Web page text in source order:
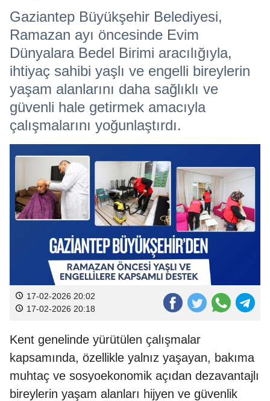
Gaziantep Büyükşehir Belediyesi,
Ramazan ayı öncesinde Evim
Dünyalara Bedel Birimi aracılığıyla,
ihtiyaç sahibi yaşlı ve engelli bireylerin
yaşam alanlarını daha sağlıklı ve
güvenli hale getirmek amacıyla
çalışmalarını yoğunlaştırdı.
17-02-2026 20:02
17-02-2026 20:18
Kent genelinde yürütülen çalışmalar
kapsamında, özellikle yalnız yaşayan, bakıma
muhtaç ve sosyoekonomik açıdan dezavantajlı
bireylerin yaşam alanları hijyen ve güvenlik